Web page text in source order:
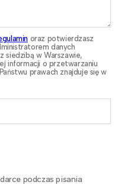
oraz potwierdzasz
danych
siedzibą w Warszawie,
informacji o przetwarzaniu
prawach znajduje się w
podczas pisania